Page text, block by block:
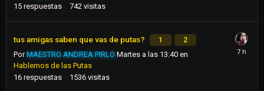
15 respuestas 742 visitas
tus amigas saben que vas de putas? 1 2
PorMAESTRO ANDREA PIRLO Martes a las 13:40 en
Hablemos de las Putas
16 respuestas 1536 visitas